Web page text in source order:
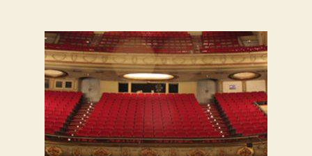
entrada
entrada